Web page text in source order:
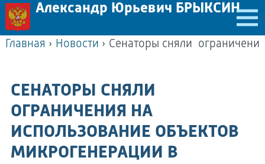
Александр Юрьевич БРЫКСИН
Главная › Новости ›
СЕНАТОРЫ СНЯЛИ
ОГРАНИЧЕНИЯ НА
ИСПОЛЬЗОВАНИЕ ОБЪЕКТОВ
МИКРОГЕНЕРАЦИИ В